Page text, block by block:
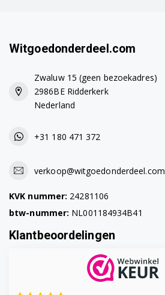
Witgoedonderdeel.com
Zwaluw 15 (geen bezoekadres)
2986BE Ridderkerk
Nederland
+31 180 471 372
verkoop@witgoedonderdeel.com
KVK nummer: 24281106
btw-nummer: NL001184934B41
Klantbeoordelingen